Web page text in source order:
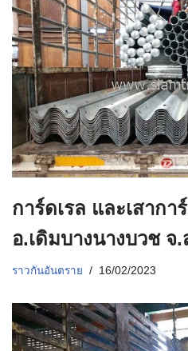
การ์ดเรล และเสากา
อ.เดิมบางนางบวช
ราวกันอันตราย 16/02/2023